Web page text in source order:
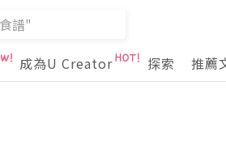
成為U Creator 探索 推薦